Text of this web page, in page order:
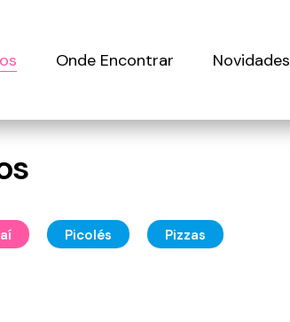
Onde Encontrar Novidades
Picolés Pizzas